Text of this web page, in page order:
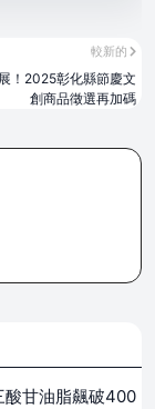
較新的
！2025彰化縣節慶文
創商品徵選再加碼
甘油脂飆破400